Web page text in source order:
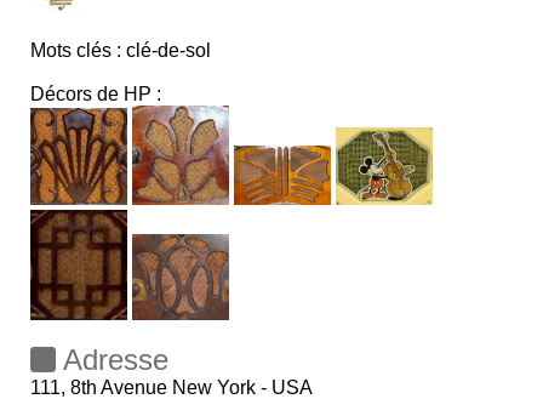
Mots clés : clé-de-sol
Décors de HP :
Adresse
111, 8th Avenue New York - USA